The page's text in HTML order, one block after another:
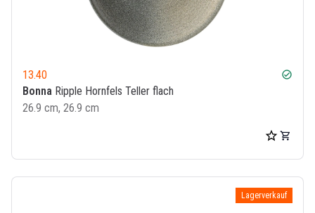
13.40 check_circle
Bonna Ripple Hornfels Teller flach
26.9 cm, 26.9 cm
Lagerverkauf